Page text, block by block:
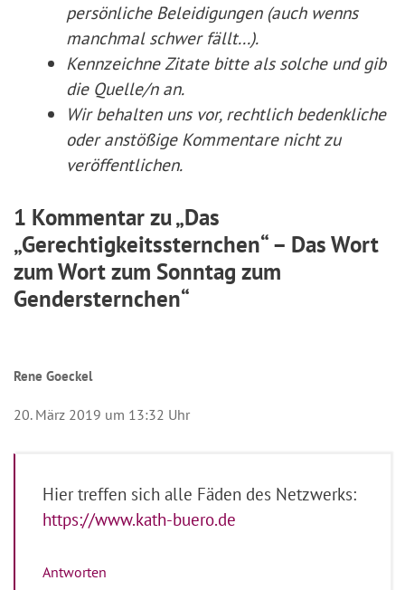
persönliche Beleidigungen (auch wenns
manchmal schwer fällt...).
Kennzeichne Zitate bitte als solche und gib
die Quelle/n an.
Wir behalten uns vor, rechtlich bedenkliche
oder anstößige Kommentare nicht zu
veröffentlichen.
1 Kommentar zu „Das
„Gerechtigkeitssternchen“ – Das Wort
zum Wort zum Sonntag zum
Gendersternchen“
Rene Goeckel
20. März 2019 um 13:32 Uhr
Hier treffen sich alle Fäden des Netzwerks:
https://www.kath-buero.de
Antworten